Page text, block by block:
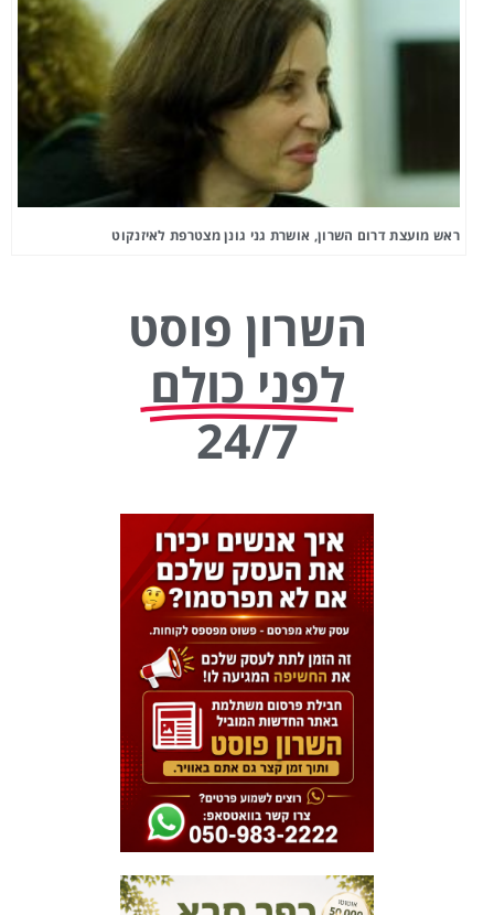
ראש מועצת דרום השרון, אושרת גני גונן מצטרפת לאיזנקוט
השרון פוסט
לפני כולם
24/7